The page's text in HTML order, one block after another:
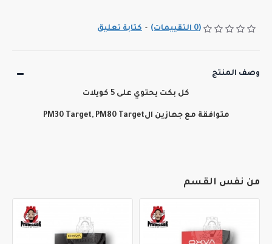
(0 التقييمات) - كتابة تعليق
وصف المنتج
كل بكت يحتوي على 5 كويلات
متوافقة مع جهازين الPM30 Target, PM80 Target
من نفس القسم